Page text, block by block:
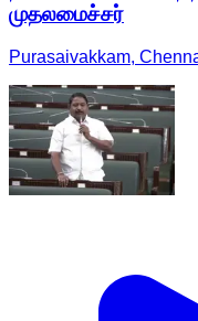
முதலமைச்சர்
Purasaivakkam,